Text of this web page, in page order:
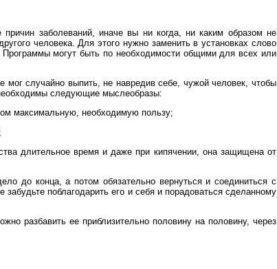
заболеваний, иначе вы ни когда, ни каким образом не
человека. Для этого нужно заменить в установках слово
могут быть по необходимости общими для всех или
случайно выпить, не навредив себе, чужой человек, чтобы
следующие мыслеобразы:
максимальную, необходимую пользу;
длительное время и даже при кипячении, она защищена от
до конца, а потом обязательно вернуться и соединиться с
поблагодарить его и себя и порадоваться сделанному
разбавить ее приблизительно половину на половину, через